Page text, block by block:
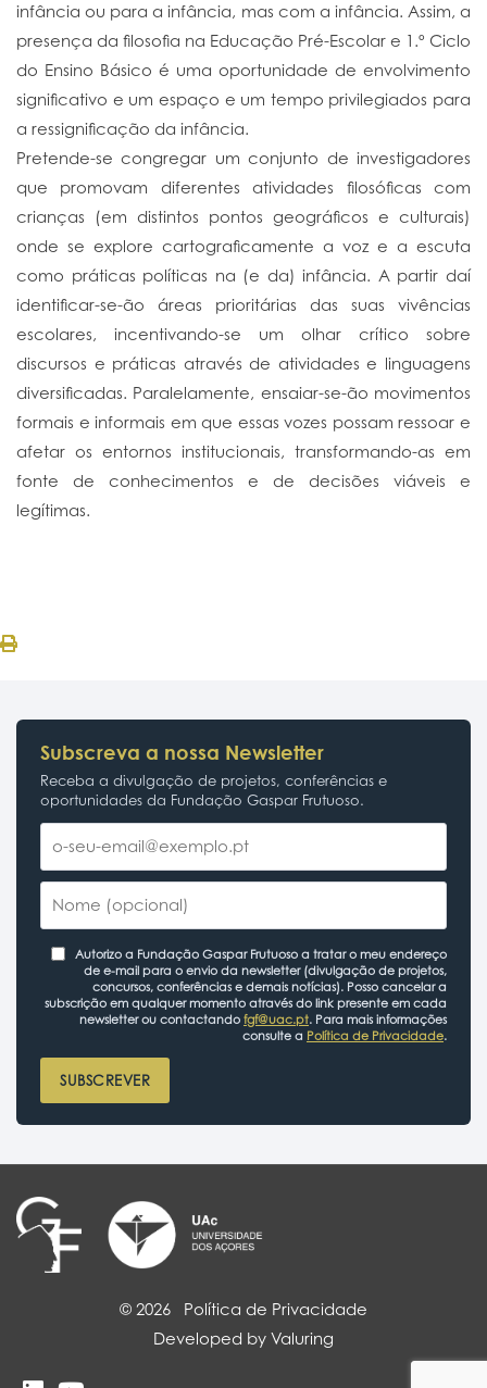
infância ou para a infância, mas com a infância. Assim, a
presença da filosofia na Educação Pré-Escolar e 1.º Ciclo
do Ensino Básico é uma oportunidade de envolvimento
significativo e um espaço e um tempo privilegiados para
a ressignificação da infância.
Pretende-se congregar um conjunto de investigadores
que promovam diferentes atividades filosóficas com
crianças (em distintos pontos geográficos e culturais)
onde se explore cartograficamente a voz e a escuta
como práticas políticas na (e da) infância. A partir daí
identificar-se-ão áreas prioritárias das suas vivências
escolares, incentivando-se um olhar crítico sobre
discursos e práticas através de atividades e linguagens
diversificadas. Paralelamente, ensaiar-se-ão movimentos
formais e informais em que essas vozes possam ressoar e
afetar os entornos institucionais, transformando-as em
fonte de conhecimentos e de decisões viáveis e
legítimas.
Subscreva a nossa Newsletter
Receba a divulgação de projetos, conferências e
oportunidades da Fundação Gaspar Frutuoso.
Autorizo a Fundação Gaspar Frutuoso a tratar o meu endereço
de e-mail para o envio da newsletter (divulgação de projetos,
concursos, conferências e demais notícias). Posso cancelar a
subscrição em qualquer momento através do link presente em cada
newsletter ou contactando fgf@uac.pt. Para mais informações
consulte a Política de Privacidade.
SUBSCREVER
© 2026 Política de Privacidade
Developed by Valuring